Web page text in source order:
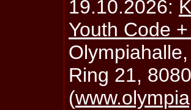
19.10.2026:
Youth Code
Ring 21,
(